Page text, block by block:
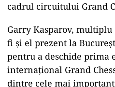
cadrul circuitului Grand
Garry Kasparov,
fi și el prezent la
pentru a deschide prima
internaţional Grand
dintre cele mai